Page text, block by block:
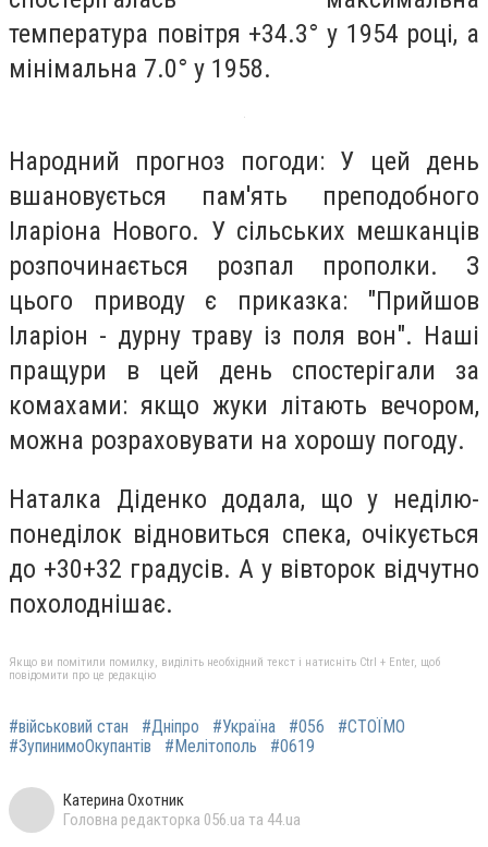
температура повітря +34.3° у 1954 році, а
мінімальна 7.0° у 1958.
Народний прогноз погоди: У цей день
вшановується пам'ять преподобного
Іларіона Нового. У сільських мешканців
розпочинається розпал прополки. З
цього приводу є приказка: "Прийшов
Іларіон - дурну траву із поля вон". Наші
пращури в цей день спостерігали за
комахами: якщо жуки літають вечором,
можна розраховувати на хорошу погоду.
Наталка Діденко додала, що у неділю-
понеділок відновиться спека, очікується
до +30+32 градусів. А у вівторок відчутно
похолоднішає.
Якщо ви помітили помилку, виділіть необхідний текст і натисніть Ctrl + Enter, щоб
повідомити про це редакцію
#військовий стан #Дніпро #Україна #056
#СТОЇМО
#ЗупинимоОкупантів
#Мелітополь #0619
Катерина Охотник
Головна редакторка 056.ua та 44.ua